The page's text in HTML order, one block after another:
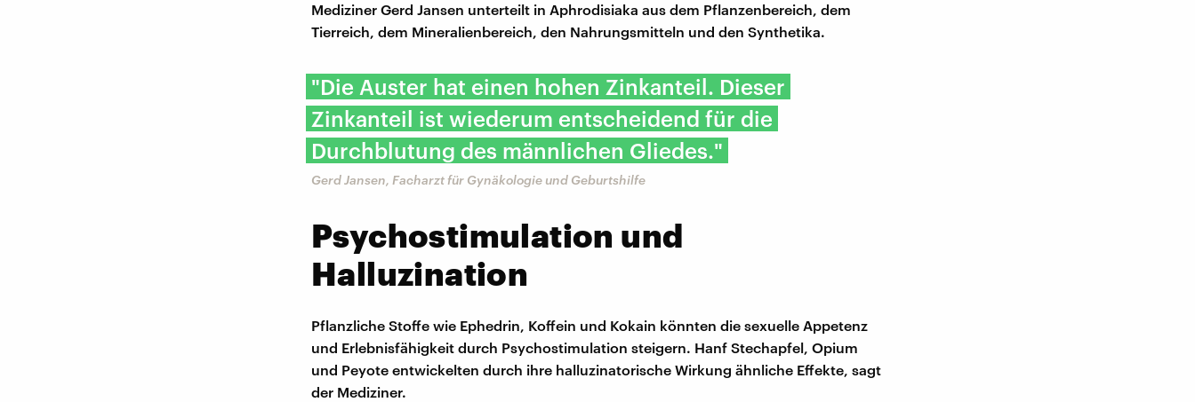
Mediziner Gerd Jansen unterteilt in Aphrodisiaka aus dem Pflanzenbereich, dem
Tierreich, dem Mineralienbereich, den Nahrungsmitteln und den Synthetika.
"Die Auster hat einen hohen Zinkanteil. Dieser
Zinkanteil ist wiederum entscheidend für die
Durchblutung des männlichen Gliedes."
Gerd Jansen, Facharzt für Gynäkologie und Geburtshilfe
Psychostimulation und
Halluzination
Pflanzliche Stoffe wie Ephedrin, Koffein und Kokain könnten die sexuelle Appetenz
und Erlebnisfähigkeit durch Psychostimulation steigern. Hanf Stechapfel, Opium
und Peyote entwickelten durch ihre halluzinatorische Wirkung ähnliche Effekte, sagt
der Mediziner.